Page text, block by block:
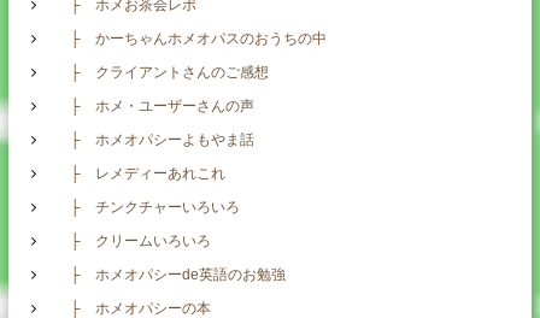
├ ホメお茶会レポ
├ かーちゃんホメオパスのおうちの中
├ クライアントさんのご感想
├ ホメ・ユーザーさんの声
├ ホメオパシーよもやま話
├ レメディーあれこれ
├ チンクチャーいろいろ
├ クリームいろいろ
├ ホメオパシーde英語のお勉強
├ ホメオパシーの本